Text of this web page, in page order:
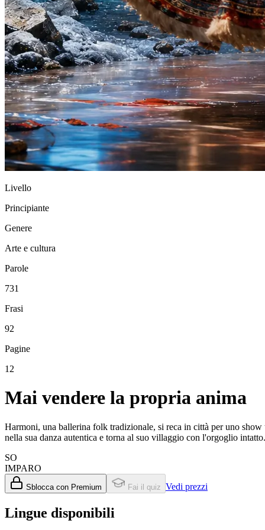
Livello
Principiante
Genere
Arte e cultura
Parole
731
Frasi
92
Pagine
12
Mai vendere la propria anima
Harmoni, una ballerina folk tradizionale, si reca in città per uno
nella sua danza autentica e torna al suo villaggio con l'orgoglio intatto.
SO
IMPARO
Sblocca con Premium Fai il quiz Vedi prezzi
Lingue disponibili